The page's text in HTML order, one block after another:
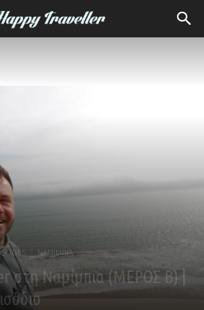
ΝΑΜΙΜΠΙΑ
στη Ναμίμπια (ΜΕΡΟΣ Β) |